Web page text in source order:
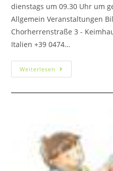
dienstags um 09.30 Uhr um
Allgemein Veranstaltungen
Chorherrenstraße 3 -
Italien +39 0474…
Weiterlesen